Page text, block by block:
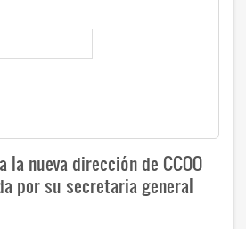
la nueva dirección de CCOO
por su secretaria general